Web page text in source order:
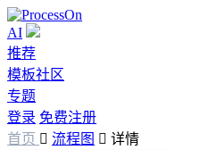
AI
推荐
模板社区
专题
登录 免费注册
首页  流程图  详情